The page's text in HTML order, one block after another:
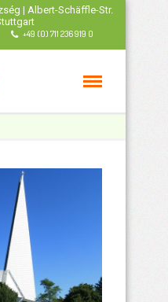
| Albert-Schäffle-Str.
+49 (0) 711 236 919 0